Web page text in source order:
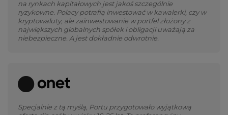
na rynkach kapitałowych jest jakoś szczególnie
ryzykowne. Polacy potrafią inwestować w kawalerki, czy w
kryptowaluty, ale zainwestowanie w portfel złożony z
największych globalnych spółek i obligacji uważają za
niebezpieczne. A jest dokładnie odwrotnie.
Specjalnie z tą myślą, Portu przygotowało wyjątkową